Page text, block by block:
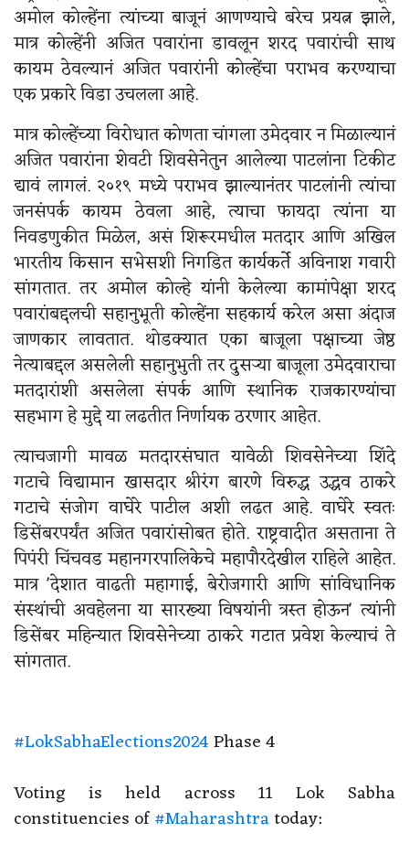
अमोल कोल्हेंना त्यांच्या बाजूनं आणण्याचे बरेच प्रयत्न झाले,
मात्र कोल्हेंनी अजित पवारांना डावलून शरद पवारांची साथ
कायम ठेवल्यानं अजित पवारांनी कोल्हेंचा पराभव करण्याचा
एक प्रकारे विडा उचलला आहे.
मात्र कोल्हेंच्या विरोधात कोणता चांगला उमेदवार न मिळाल्यानं
अजित पवारांना शेवटी शिवसेनेतुन आलेल्या पाटलांना टिकीट
द्यावं लागलं. २०१९ मध्ये पराभव झाल्यानंतर पाटलांनी त्यांचा
जनसंपर्क कायम ठेवला आहे, त्याचा फायदा त्यांना या
निवडणुकीत मिळेल, असं शिरूरमधील मतदार आणि अखिल
भारतीय किसान सभेसशी निगडित कार्यकर्ते अविनाश गवारी
सांगतात. तर अमोल कोल्हे यांनी केलेल्या कामांपेक्षा शरद
पवारांबद्दलची सहानुभूती कोल्हेंना सहकार्य करेल असा अंदाज
जाणकार लावतात. थोडक्यात एका बाजूला पक्षाच्या जेष्ठ
नेत्याबद्दल असलेली सहानुभुती तर दुसऱ्या बाजूला उमेदवाराचा
मतदारांशी असलेला संपर्क आणि स्थानिक राजकारण्यांचा
सहभाग हे मुद्दे या लढतीत निर्णायक ठरणार आहेत.
त्याचजागी मावळ मतदारसंघात यावेळी शिवसेनेच्या शिंदे
गटाचे विद्यामान खासदार श्रीरंग बारणे विरुद्ध उद्धव ठाकरे
गटाचे संजोग वाघेरे पाटील अशी लढत आहे. वाघेरे स्वतः
डिसेंबरपर्यंत अजित पवारांसोबत होते. राष्ट्रवादीत असताना ते
पिपंरी चिंचवड महानगरपालिकेचे महापौरदेखील राहिले आहेत.
मात्र 'देशात वाढती महागाई, बेरोजगारी आणि सांविधानिक
संस्थांची अवहेलना या सारख्या विषयांनी त्रस्त होऊन' त्यांनी
डिसेंबर महिन्यात शिवसेनेच्या ठाकरे गटात प्रवेश केल्याचं ते
सांगतात.
#LokSabhaElections2024Phase 4
Voting is held across 11 Lok Sabha
constituencies of#Maharashtratoday: